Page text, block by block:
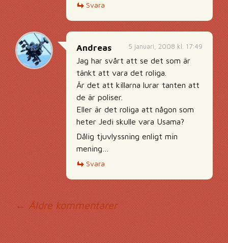
Svara
5 januari, 2008 kl. 17:49
Andreas
Jag har svårt att se det som är
tänkt att vara det roliga.
Är det att killarna lurar tanten att
de är poliser.
Eller är det roliga att någon som
heter Jedi skulle vara Usama?
Dålig tjuvlyssning enligt min
mening…
Svara
← Äldre kommentarer